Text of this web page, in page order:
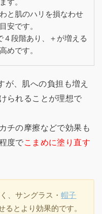
す。
と肌のハリを損なわせ
安です。
４段階あり、＋が増える
めです。
が、肌への負担も増え
られることが理想で
チの摩擦などで効果も
度でこまめに塗り直す
、サングラス・帽子
るとより効果的です。